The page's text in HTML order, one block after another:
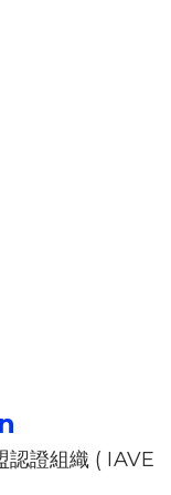
認證組織 ( IAVE